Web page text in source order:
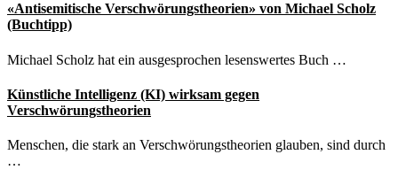
«Antisemitische Verschwörungstheorien» von Michael Scholz
(Buchtipp)
Michael Scholz hat ein ausgesprochen lesenswertes Buch …
Künstliche Intelligenz (KI) wirksam gegen
Verschwörungstheorien
Menschen, die stark an Verschwörungstheorien glauben, sind durch
…